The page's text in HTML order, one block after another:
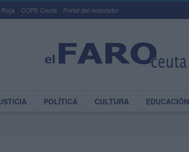
Roja COPE Ceuta Portal del suscriptor
POLÍTICA CULTURA EDUCACIÓN